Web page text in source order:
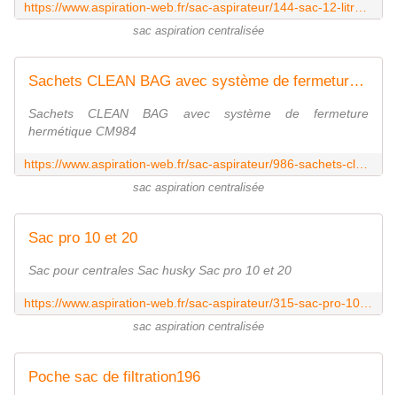
sac aspiration centralisée
Sachets CLEAN BAG avec système de fermeture hermétique CM984
Sachets CLEAN BAG avec système de fermeture
hermétique CM984
sac aspiration centralisée
Sac pro 10 et 20
Sac pour centrales Sac husky Sac pro 10 et 20
sac aspiration centralisée
Poche sac de filtration196